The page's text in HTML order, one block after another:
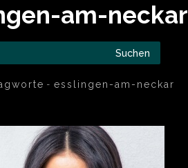
am-neckar
Suchen
esslingen-am-neckar